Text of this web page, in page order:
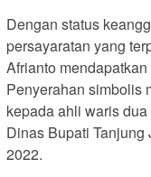
Dengan status
persayaratan yang
Afrianto
Penyerahan simbolis
kepada ahli waris
Dinas Bupati
2022.